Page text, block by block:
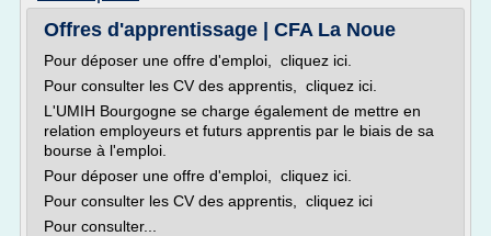
Offres d'apprentissage | CFA La Noue
Pour déposer une offre d'emploi, cliquez ici.
Pour consulter les CV des apprentis, cliquez ici.
L'UMIH Bourgogne se charge également de mettre en
relation employeurs et futurs apprentis par le biais de sa
bourse à l'emploi.
Pour déposer une offre d'emploi, cliquez ici.
Pour consulter les CV des apprentis, cliquez ici
Pour consulter...